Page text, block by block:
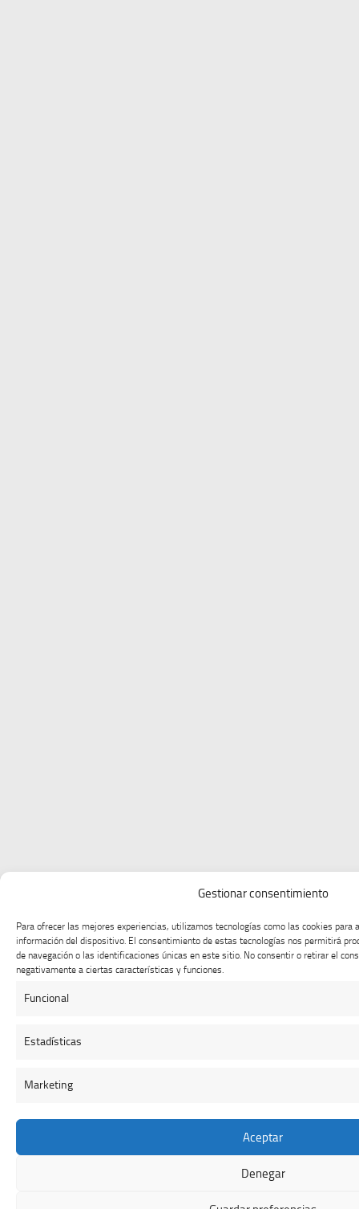
Gestionar consentimiento
Para ofrecer las mejores experiencias, utilizamos tecnologías como las cookies para
información del dispositivo. El consentimiento de estas tecnologías nos permitirá
de navegación o las identificaciones únicas en este sitio. No consentir o retirar el
negativamente a ciertas características y funciones.
Funcional
Estadísticas
Marketing
Aceptar
Denegar